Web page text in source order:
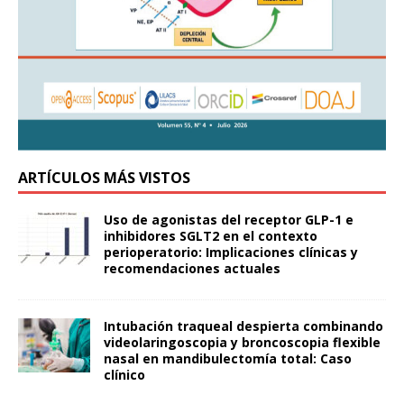
ARTÍCULOS MÁS VISTOS
Uso de agonistas del receptor GLP-1 e
inhibidores SGLT2 en el contexto
perioperatorio: Implicaciones clínicas y
recomendaciones actuales
Intubación traqueal despierta combinando
videolaringoscopia y broncoscopia flexible
nasal en mandibulectomía total: Caso
clínico